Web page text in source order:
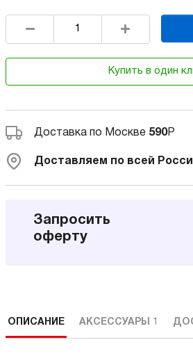
Купить в один
Доставка по Москве 590Р
Доставляем по всей
Запросить
оферту
ОПИСАНИЕ АКСЕССУАРЫ 1